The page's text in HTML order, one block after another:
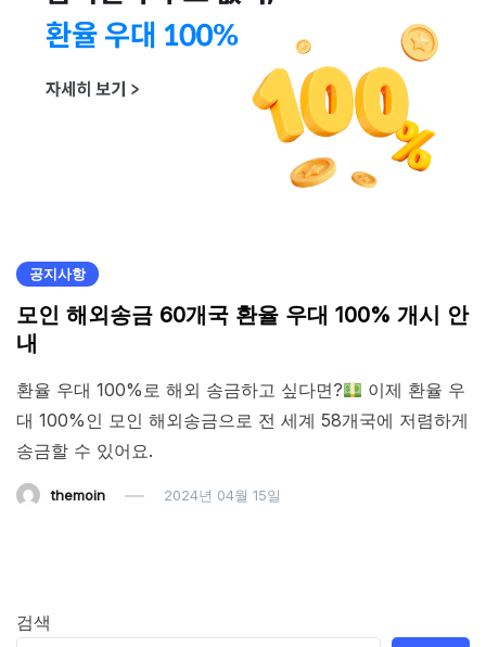
공지사항
모인 해외송금 60개국 환율 우대 100% 개시 안
내
환율 우대 100%로 해외 송금하고 싶다면?
이제 환율 우
대 100%인 모인 해외송금으로 전 세계 58개국에 저렴하게
송금할 수 있어요.
themoin 2024년 04월 15일
검색